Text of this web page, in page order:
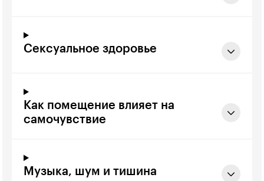
Сексуальное здоровье
Как помещение влияет на
самочувствие
Музыка, шум и тишина